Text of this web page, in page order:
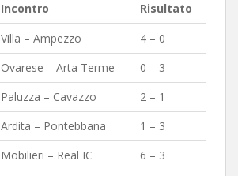
Incontro
Risultato
Villa – Ampezzo
4 – 0
Ovarese – Arta Terme
0 – 3
Paluzza – Cavazzo
2 – 1
Ardita – Pontebbana
1 – 3
Mobilieri – Real IC
6 – 3